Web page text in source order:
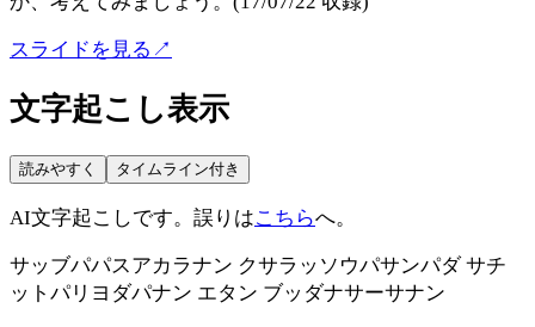
スライドを見る ↗
文字起こし表示
読みやすく タイムライン付き
AI文字起こしです。誤りはこちらへ。
サッブパパスアカラナン クサラッソウパサンパダ サチ
ットパリヨダパナン エタン ブッダナサーサナン